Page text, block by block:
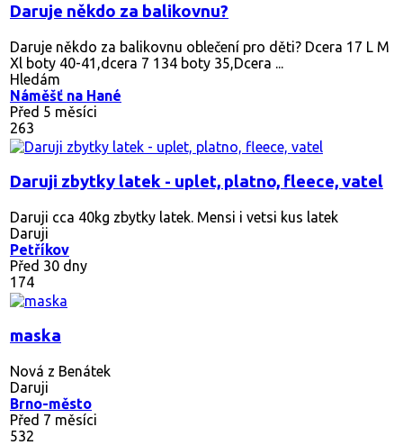
Daruje někdo za balikovnu?
Daruje někdo za balikovnu oblečení pro děti? Dcera 17 L M
Xl boty 40-41,dcera 7 134 boty 35,Dcera ...
Hledám
Náměšť na Hané
Před 5 měsíci
263
Daruji zbytky latek - uplet, platno, fleece, vatel
Daruji cca 40kg zbytky latek. Mensi i vetsi kus latek
Daruji
Petříkov
Před 30 dny
174
maska
Nová z Benátek
Daruji
Brno-město
Před 7 měsíci
532